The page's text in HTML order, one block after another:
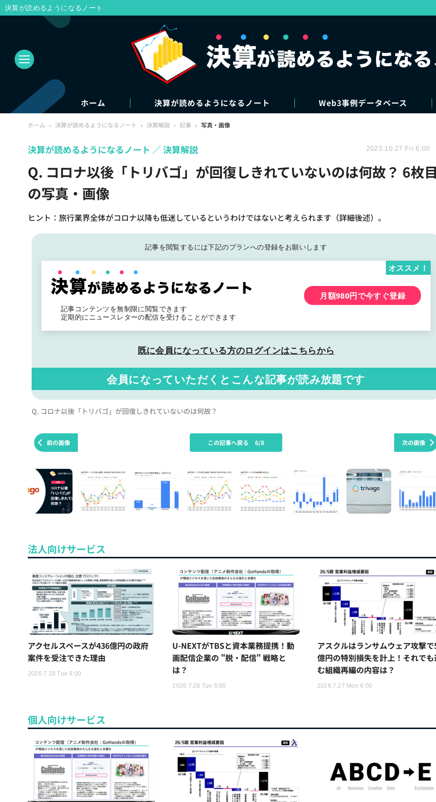
ホーム 決算が読めるようになるノート Web3事例データベース
ホーム › 決算が読めるようになるノート › 決算解説 › 記事 › 写真・画像
Q. コロナ以後「トリバゴ」が回復しきれていないのは何故？ 6枚
の写真・画像
ヒント：旅行業界全体がコロナ以降も低迷しているというわけではないと考えられます（詳細後述）。
決算が読めるようになるノート 決算解説 2023.10.27 Fri 6:00
記事を閲覧するには下記のプランへの登録をお願いします
記事コンテンツを無制限に閲覧できます
定期的にニュースレターの配信を受けることができます
オススメ！
月額980円で今すぐ登録
既に会員になっている方のログインはこちらから
会員になっていただくと こんな記事が読み放題です
Q. コロナ以後「トリバゴ」が回復しきれていないのは何故？
前の画像 次の画像
この記事へ戻る 6/8
法人向けサービス
アクセルスペースが436億円の政府
案件を受注できた理由
2026.7.28 Tue 9:00
U-NEXTがTBSと資本業務提携！動
画配信企業の "脱・配信" 戦略と
は？
2026.7.28 Tue 6:00
アスクルはランサムウェア攻撃
億円の特別損失を計上！それでも
む組織再編の内容は？
2026.7.27 Mon 6:00
個人向けサービス
決算が読めるようになるノート